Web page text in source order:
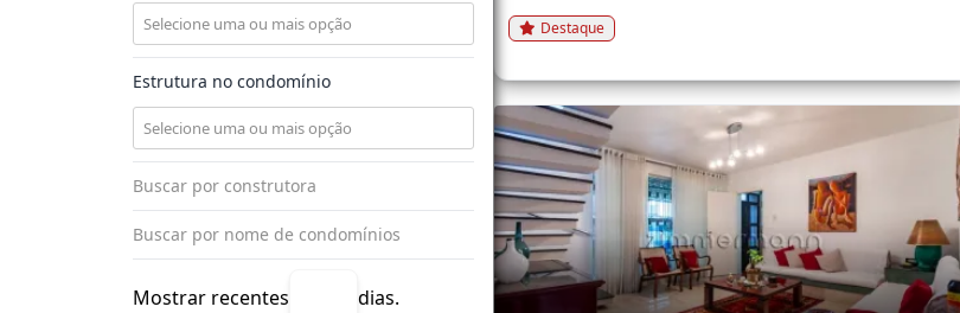
Estrutura no condomínio
Mostrar recentes dias.
Destaque